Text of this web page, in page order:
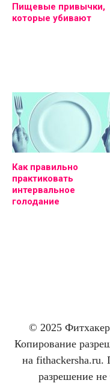
Пищевые привычки,
которые убивают
Как правильно
практиковать
интервальное
голодание
© 2025
Копирование
на fithackersha.ru.
разрешение